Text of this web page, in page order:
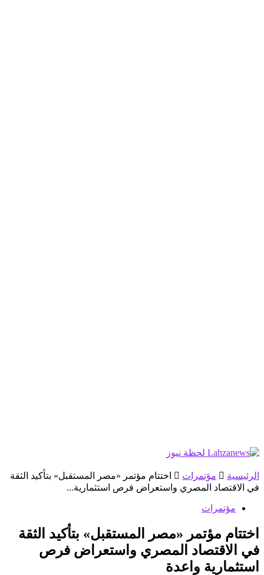
الرئيسية مؤتمرات
اختتام مؤتمر «مصر المستقبل» بتأكيد الثقة
في الاقتصاد المصري واستعراض فرص استثمارية...
مؤتمرات
اختتام مؤتمر «مصر المستقبل» بتأكيد الثقة
في الاقتصاد المصري واستعراض فرص
استثمارية واعدة